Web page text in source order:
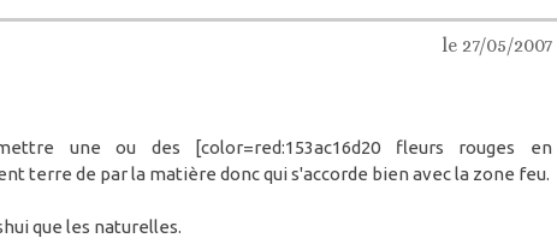
le 27/05/2007
une ou des [color=red:153ac16d20 fleurs rouges en
terre de par la matière donc qui s'accorde bien avec la zone feu.
que les naturelles.